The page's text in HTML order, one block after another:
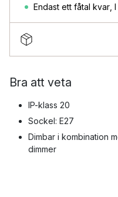
Endast ett fåtal kvar
Bra att veta
IP-klass 20
Sockel: E27
Dimbar i kombination
dimmer